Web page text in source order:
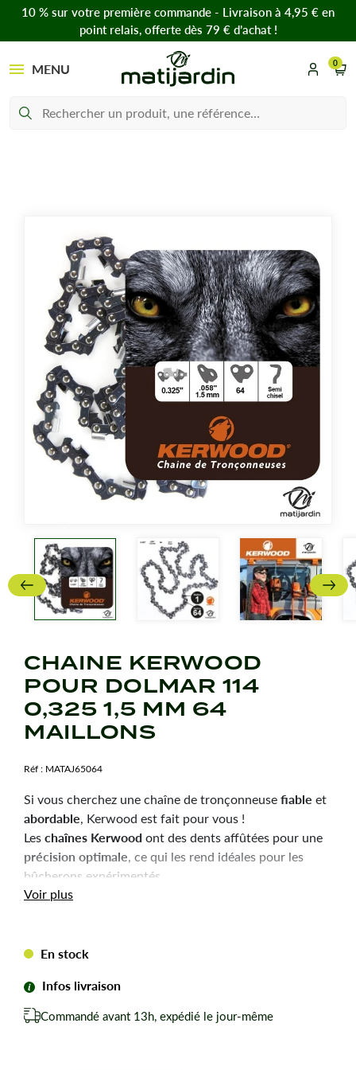
10 % sur votre première commande - Livraison à 4,95 € en
point relais, offerte dès 79 € d’achat !
MENU 0
CHAINE KERWOOD
POUR DOLMAR 114
0,325 1,5 MM 64
MAILLONS
Réf : MATAJ65064
Si vous cherchez une chaîne de tronçonneusefiable et
abordable, Kerwood est fait pour vous !
Leschaînes Kerwoodont des dents affûtées pour une
précision optimale, ce qui les rend idéales pour les
bûcherons expérimentés.
Durabilité
Chaîne tronçonneuse Kerwood pour amateurs avertis
du bûcheronnage.
Pour DOLMAR 114.
Voir plus
En stock
Infos livraison
Commandé avant 13h, expédié le jour-même